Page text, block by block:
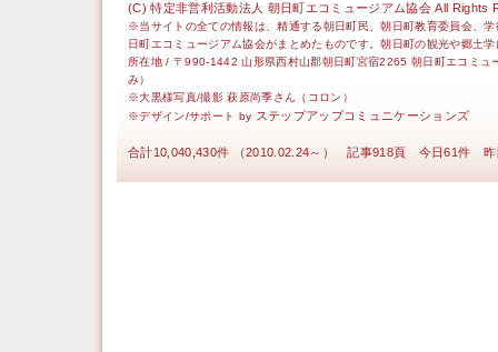
(C) 特定非営利活動法人 朝日町エコミュージアム協会 All Rights
※当サイトの全ての情報は、精通する朝日町民、朝日町教育委員会、
日町エコミュージアム協会がまとめたものです。朝日町の観光や郷土
所在地 / 〒990-1442 山形県西村山郡朝日町宮宿2265 朝日町エコミ
み）
※大黒様写真/撮影 萩原尚季さん（コロン）
※デザイン/サポート by ステップアップコミュニケーションズ
合計10,040,430件 （2010.02.24～） 記事918頁 今日61件